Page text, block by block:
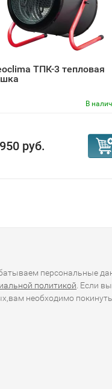
ТПК-3 тепловая
В
руб.
персональные
политикой . Если
необходимо